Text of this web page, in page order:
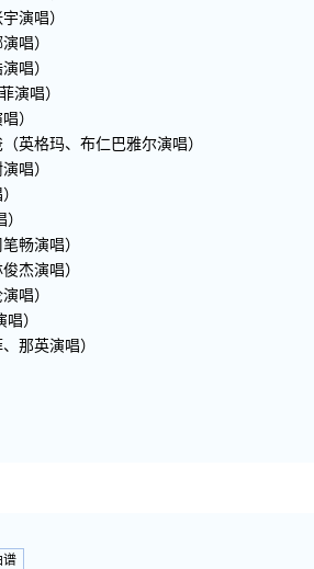
演唱）
唱）
唱）
演唱）
）
英格玛、布仁巴雅尔演唱）
唱）
畅演唱）
杰演唱）
唱）
）
那英演唱）
谱